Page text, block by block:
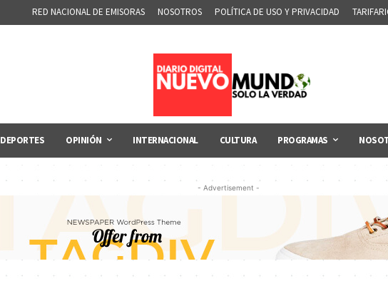
RED NACIONAL DE EMISORAS NOSOTROS POLÍTICA DE USO Y PRIVACIDAD
DEPORTES OPINIÓN INTERNACIONAL CULTURA PROGRAMAS
- Advertisement -